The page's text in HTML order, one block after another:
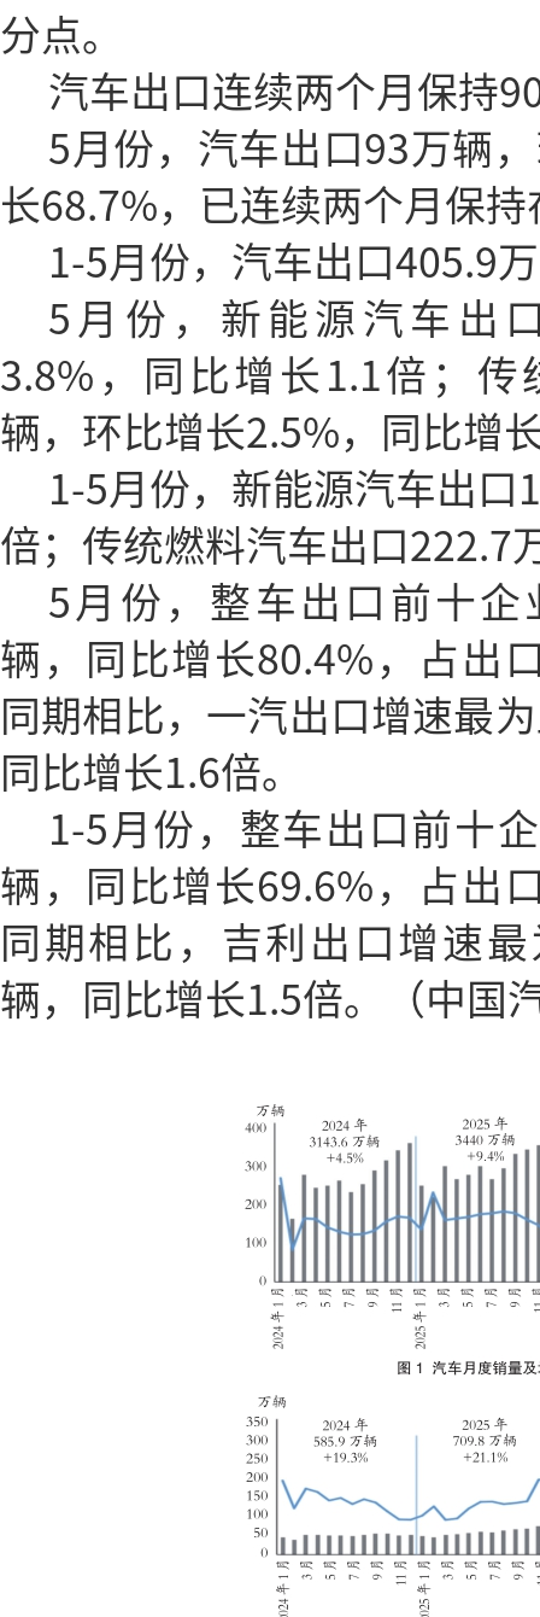
分点。
汽车出口连续两个月保持
5月份，汽车出口93万辆
长68.7%，已连续两个月保
1-5月份，汽车出口405.9
5月份，新能源汽车出
3.8%，同比增长1.1倍；传
辆，环比增长2.5%，同比增
1-5月份，新能源汽车出口
倍；传统燃料汽车出口222.7
5月份，整车出口前十企
辆，同比增长80.4%，占出
同期相比，一汽出口增速最
同比增长1.6倍。
1-5月份，整车出口前十
辆，同比增长69.6%，占出
同期相比，吉利出口增速
辆，同比增长1.5倍。（中国